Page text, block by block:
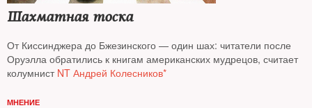
Шахматная тоска
От Киссинджера до Бжезинского — один шах: читатели после
Оруэлла обратились к книгам американских мудрецов, считает
колумнистNT Андрей Колесников*
МНЕНИЕ